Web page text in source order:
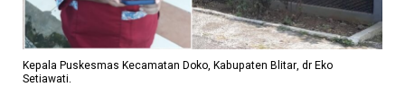
Kepala Puskesmas Kecamatan Doko, Kabupaten Blitar, dr Eko
Setiawati.